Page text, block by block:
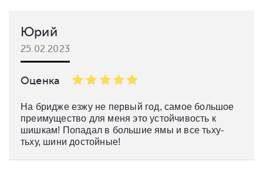
Юрий
25.02.2023
Оценка
На бридже езжу не первый год, самое большое
преимущество для меня это устойчивость к
шишкам! Попадал в большие ямы и все тьху-
тьху, шини достойные!